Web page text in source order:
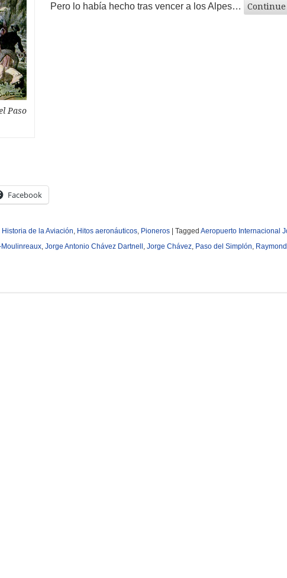
Paso
Pero lo había hecho tras vencer a los Alpes…
Facebook
Historia de la Aviación, Hitos aeronáuticos, Pioneros | Tagged Aeropuerto Internacional
Moulinreaux, Jorge Antonio Chávez Dartnell, Jorge Chávez, Paso del Simplón,